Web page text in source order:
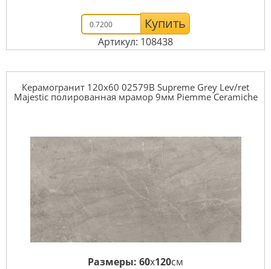
Купить
Артикул: 108438
Керамогранит 120x60 02579B Supreme Grey Lev/ret
Majestic полированная мрамор 9мм Piemme Ceramiche
Размеры: 60x120см